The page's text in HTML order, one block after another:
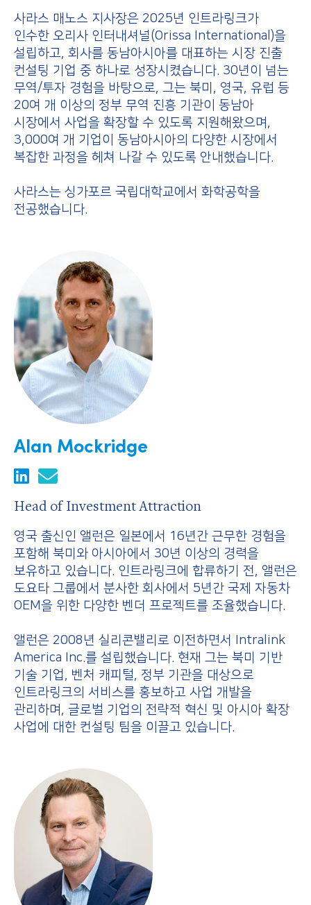
사라스 매노스 지사장은 2025년 인트라링크가
인수한 오리사 인터내셔널(Orissa International)을
설립하고, 회사를 동남아시아를 대표하는 시장 진출
컨설팅 기업 중 하나로 성장시켰습니다. 30년이 넘는
무역/투자 경험을 바탕으로, 그는 북미, 영국, 유럽 등
20여 개 이상의 정부 무역 진흥 기관이 동남아
시장에서 사업을 확장할 수 있도록 지원해왔으며,
3,000여 개 기업이 동남아시아의 다양한 시장에서
복잡한 과정을 헤쳐 나갈 수 있도록 안내했습니다.
사라스는 싱가포르 국립대학교에서 화학공학을
전공했습니다.
Alan Mockridge
Head of Investment Attraction
영국 출신인 앨런은 일본에서 16년간 근무한 경험을
포함해 북미와 아시아에서 30년 이상의 경력을
보유하고 있습니다. 인트라링크에 합류하기 전, 앨런은
도요타 그룹에서 분사한 회사에서 5년간 국제 자동차
OEM을 위한 다양한 벤더 프로젝트를 조율했습니다.
앨런은 2008년 실리콘밸리로 이전하면서 Intralink
America Inc.를 설립했습니다. 현재 그는 북미 기반
기술 기업, 벤처 캐피털, 정부 기관을 대상으로
인트라링크의 서비스를 홍보하고 사업 개발을
관리하며, 글로벌 기업의 전략적 혁신 및 아시아 확장
사업에 대한 컨설팅 팀을 이끌고 있습니다.